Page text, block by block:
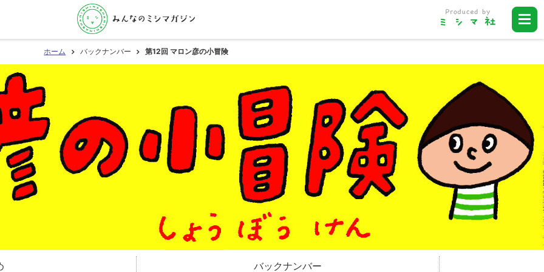
ホーム バックナンバー 第12回 マロン彦の小冒険
バックナンバー